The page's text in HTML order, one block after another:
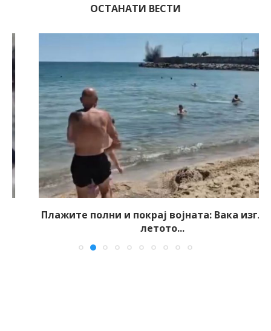
ОСТАНАТИ ВЕСТИ
Плажите полни и покрај војната: Вака изгледа
летото...